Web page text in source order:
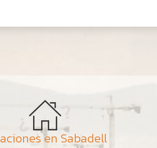
en Sabadell